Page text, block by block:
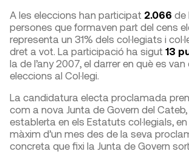
A les eleccions han participat 2.066 de
persones que formaven part del cens
representa un 31% dels col·legiats i
dret a vot. La participació ha sigut 13
la de l’any 2007, el darrer en què es
eleccions al Col·legi.
La candidatura electa proclamada
com a nova Junta de Govern del
establerta en els Estatuts col·legials,
màxim d’un mes des de la seva
concreta que fixi la Junta de Govern